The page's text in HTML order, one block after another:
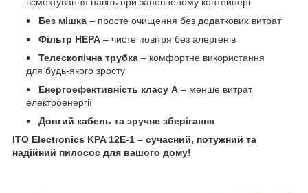
всмоктування навіть при заповненому контейнері
Без мішка – просте очищення без додаткових витрат
Фільтр HEPA – чисте повітря без алергенів
Телескопічна трубка – комфортне використання
для будь-якого зросту
Енергоефективність класу А – менше витрат
електроенергії
Довгий кабель та зручне зберігання
ITO Electronics KPA 12E-1 – сучасний, потужний та
надійний пилосос для вашого дому!